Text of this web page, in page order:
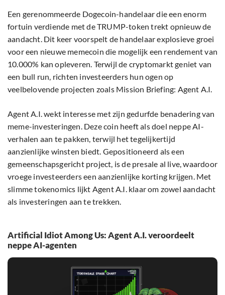
Een gerenommeerde Dogecoin-handelaar die een enorm
fortuin verdiende met de TRUMP-token trekt opnieuw de
aandacht. Dit keer voorspelt de handelaar explosieve groei
voor een nieuwe memecoin die mogelijk een rendement van
10.000% kan opleveren. Terwijl de cryptomarkt geniet van
een bull run, richten investeerders hun ogen op
veelbelovende projecten zoals Mission Briefing: Agent A.I.
Agent A.I. wekt interesse met zijn gedurfde benadering van
meme-investeringen. Deze coin heeft als doel neppe AI-
verhalen aan te pakken, terwijl het tegelijkertijd
aanzienlijke winsten biedt. Gepositioneerd als een
gemeenschapsgericht project, is de presale al live, waardoor
vroege investeerders een aanzienlijke korting krijgen. Met
slimme tokenomics lijkt Agent A.I. klaar om zowel aandacht
als investeringen aan te trekken.
Artificial Idiot Among Us: Agent A.I. veroordeelt
neppe AI-agenten